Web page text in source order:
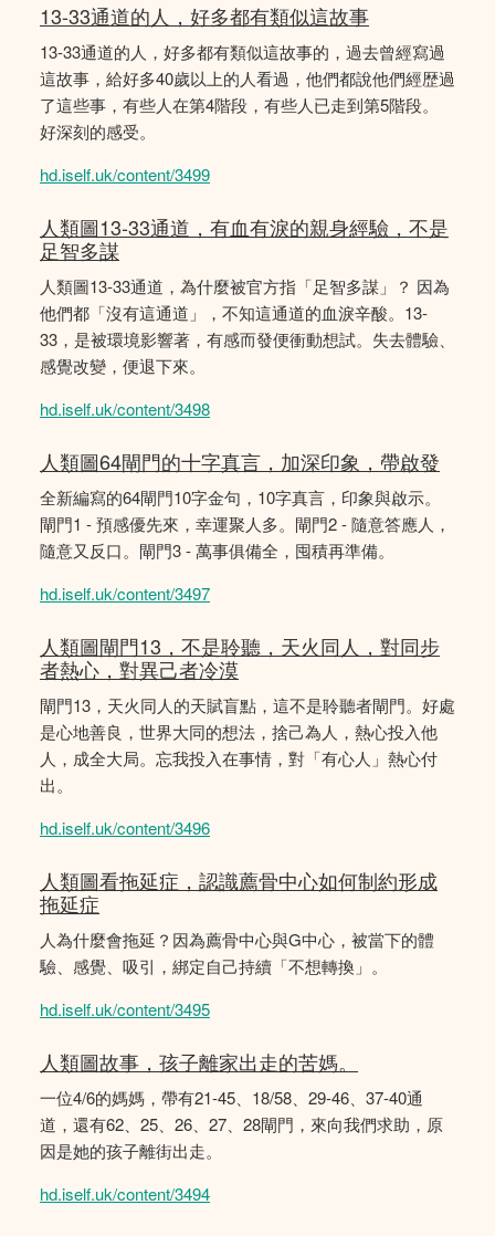
13-33通道的人，好多都有類似這故事
13-33通道的人，好多都有類似這故事的，過去曾經寫過
這故事，給好多40歲以上的人看過，他們都說他們經歴過
了這些事，有些人在第4階段，有些人已走到第5階段。
好深刻的感受。
hd.iself.uk/content/3499
人類圖13-33通道，有血有淚的親身經驗，不是
足智多謀
人類圖13-33通道，為什麼被官方指「足智多謀」？ 因為
他們都「沒有這通道」，不知這通道的血淚辛酸。13-
33，是被環境影響著，有感而發便衝動想試。失去體驗、
感覺改變，便退下來。
hd.iself.uk/content/3498
人類圖64閘門的十字真言，加深印象，帶啟發
全新編寫的64閘門10字金句，10字真言，印象與啟示。
閘門1 - 預感優先來，幸運聚人多。閘門2 - 隨意答應人，
隨意又反口。閘門3 - 萬事俱備全，囤積再準備。
hd.iself.uk/content/3497
人類圖閘門13，不是聆聽，天火同人，對同步
者熱心，對異己者冷漠
閘門13，天火同人的天賦盲點，這不是聆聽者閘門。好處
是心地善良，世界大同的想法，捨己為人，熱心投入他
人，成全大局。忘我投入在事情，對「有心人」熱心付
出。
hd.iself.uk/content/3496
人類圖看拖延症，認識薦骨中心如何制約形成
拖延症
人為什麼會拖延？因為薦骨中心與G中心，被當下的體
驗、感覺、吸引，綁定自己持續「不想轉換」。
hd.iself.uk/content/3495
人類圖故事，孩子離家出走的苦媽。
一位4/6的媽媽，帶有21-45、18/58、29-46、37-40通
道，還有62、25、26、27、28閘門，來向我們求助，原
因是她的孩子離街出走。
hd.iself.uk/content/3494